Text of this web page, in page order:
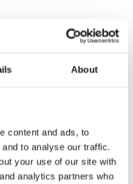
About
content and ads, to
to analyse our traffic.
your use of our site with
analytics partners who
73850
Warn
SVART
tillsammans med
vinschar med